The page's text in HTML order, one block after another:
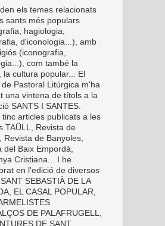
els temes relacionats
sants més populars
hagiologia,
d'iconologia...), amb
(iconografia,
com també la
la cultura popular... El
Pastoral Litúrgica m'ha
una vintena de títols a la
SANTS I SANTES.
tinc articles publicats a les
TAÜLL, Revista de
Revista de Banyoles,
del Baix Empordà,
Cristiana... I he
en l'edició de diversos
SEBASTIÀ DE LA
EL CASAL POPULAR,
DE PALAFRUGELL,
DE SANT